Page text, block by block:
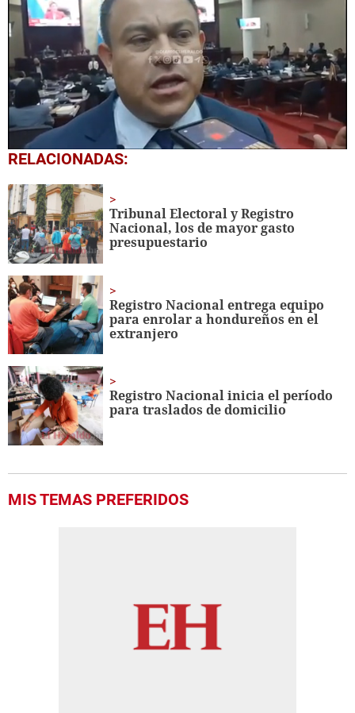
0
seconds
1
minute,
47
seconds
RELACIONADAS:
Tribunal Electoral y Registro
Nacional, los de mayor gasto
presupuestario
Registro Nacional entrega equipo
para enrolar a hondureños en el
extranjero
Registro Nacional inicia el período
para traslados de domicilio
MIS TEMAS PREFERIDOS